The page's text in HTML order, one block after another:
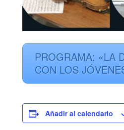
PROGRAMA: «LA
CON LOS
Añadir al calendario